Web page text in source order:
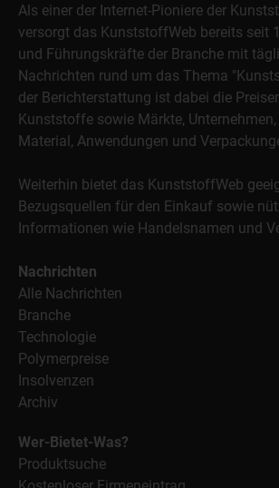
Als einer der Internet-Pioniere der
versorgt das KunststoffWeb bereits seit
und Führungskräfte der Branche mit
Nachrichten rund um das Thema
der Berichterstattung ist dabei die
Kunststoffe sowie Märkte, Unternehmen,
Material, Anwendungen und
Weiterhin bietet das KunststoffWeb
Bezugsquellen für den Einkauf sowie
Informationen wie Handelsnamen und
Nachrichten
Alle Nachrichten
Branche
Technologie
Polymerpreise
Insolvenzen
Archiv
Wer-Bietet-Was?
Produktsuche